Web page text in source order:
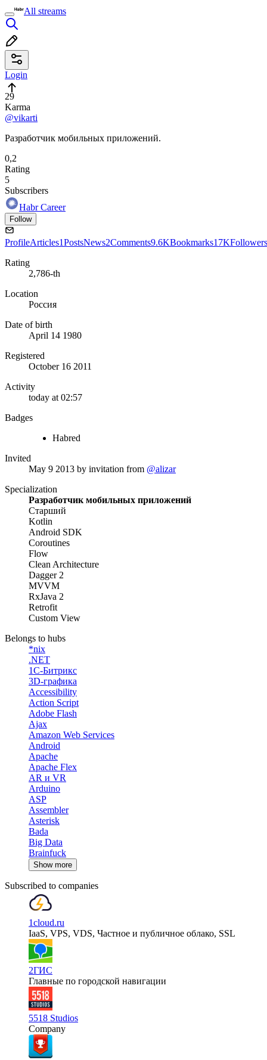
All streams
Login
29
Karma
@vikarti
Разработчик мобильных приложений.
0,2
Rating
5
Subscribers
Habr Career
Follow
ProfileArticles1PostsNews2Comments9.6KBookmarks17KFollowers
Rating
2,786-th
Location
Россия
Date of birth
April 14 1980
Registered
October 16 2011
Activity
today at 02:57
Badges
Habred
Invited
May 9 2013 by invitation from @alizar
Specialization
Разработчик мобильных приложений
Старший
Kotlin
Android SDK
Coroutines
Flow
Clean Architecture
Dagger 2
MVVM
RxJava 2
Retrofit
Custom View
Belongs to hubs
*nix
.NET
1С-Битрикс
3D-графика
Accessibility
Action Script
Adobe Flash
Ajax
Amazon Web Services
Android
Apache
Apache Flex
AR и VR
Arduino
ASP
Assembler
Asterisk
Bada
Big Data
Brainfuck
Show more
Subscribed to companies
1cloud.ru
IaaS, VPS, VDS, Частное и публичное облако, SSL
2ГИС
Главные по городской навигации
5518 Studios
Company